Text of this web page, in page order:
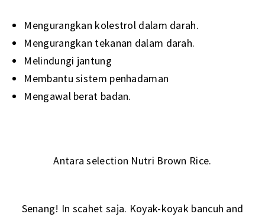
Mengurangkan kolestrol dalam darah.
Mengurangkan tekanan dalam darah.
Melindungi jantung
Membantu sistem penhadaman
Mengawal berat badan.
Antara selection Nutri Brown Rice.
Senang! In scahet saja. Koyak-koyak bancuh and